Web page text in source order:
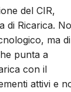
del CIR,
di Ricarica.
ma di
punta a
con il
attivi e